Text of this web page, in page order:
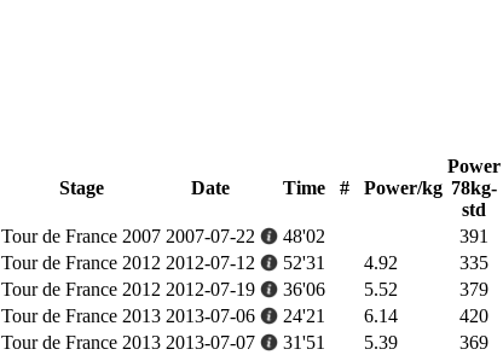
Stage Date Time # Power/kg
Power
78kg-
std
Tour de France 2007 2007-07-22 48'02
391
Tour de France 2012 2012-07-12 52'31 4.92
335
Tour de France 2012 2012-07-19 36'06 5.52
379
Tour de France 2013 2013-07-06 24'21 6.14
420
Tour de France 2013 2013-07-07 31'51 5.39
369